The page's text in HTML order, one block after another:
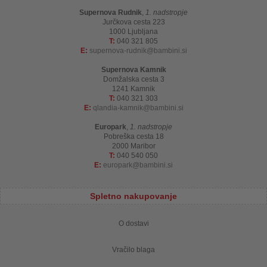
Supernova Rudnik, 1. nadstropje
Jurčkova cesta 223
1000 Ljubljana
T: 040 321 805
E: supernova-rudnik bambini.si
Supernova Kamnik
Domžalska cesta 3
1241 Kamnik
T: 040 321 303
E: qlandia-kamnik bambini.si
Europark, 1. nadstropje
Pobreška cesta 18
2000 Maribor
T: 040 540 050
E: europark bambini.si
Spletno nakupovanje
O dostavi
Vračilo blaga